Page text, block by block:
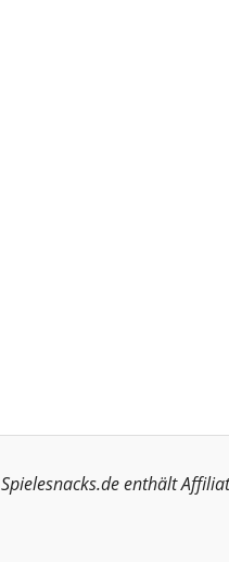
Spielesnacks.de enthält